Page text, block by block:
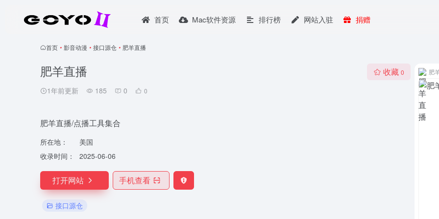
首页 Mac软件资源 排行榜 网站入驻 捐赠
首页 • 影音动漫 • 接口源仓 • 肥羊直播
肥羊直播
1年前更新 185 0 0
收藏 0
肥羊直播/点播工具集合
所在地：
美国
收录时间：
2025-06-06
打开网站 手机查看
接口源仓
肥